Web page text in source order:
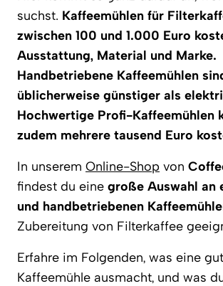
suchst. Kaffeemühlen für
zwischen 100 und 1.000 Euro
Ausstattung, Material und Marke.
Handbetriebene Kaffeemühlen
üblicherweise günstiger als
Hochwertige Profi-Kaffeemühlen
zudem mehrere tausend Euro
In unserem Online-Shop von
findest du eine große Auswahl an
und handbetriebenen
Zubereitung von Filterkaffee
Erfahre im Folgenden, was eine
Kaffeemühle ausmacht, und was